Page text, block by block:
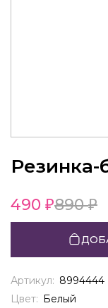
Резинка-
490 890
Артикул: 8994444
Цвет: Белый